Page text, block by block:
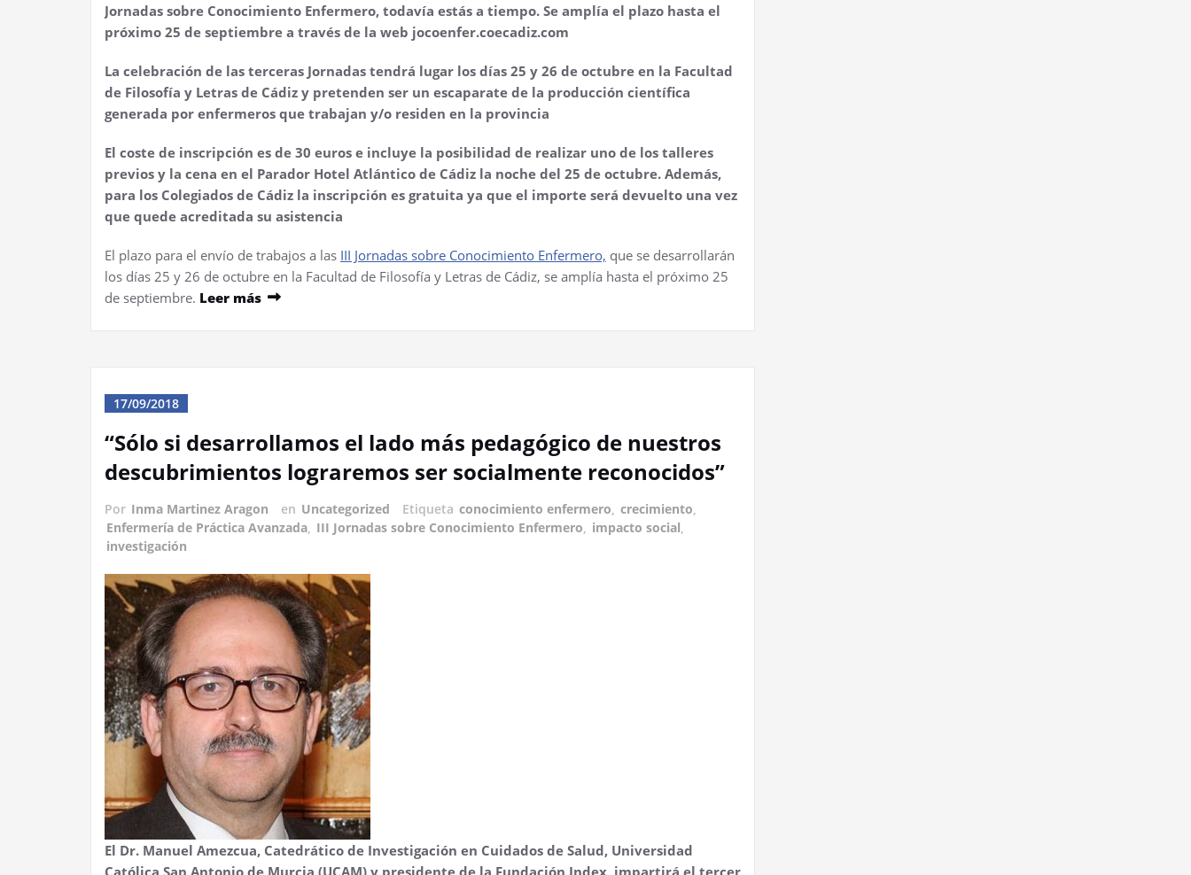
Jornadas sobre Conocimiento Enfermero, todavía estás a tiempo. Se amplía el plazo hasta el
próximo 25 de septiembre a través de la web jocoenfer.coecadiz.com
La celebración de las terceras Jornadas tendrá lugar los días 25 y 26 de octubre en la Facultad
de Filosofía y Letras de Cádiz y pretenden ser un escaparate de la producción científica
generada por enfermeros que trabajan y/o residen en la provincia
El coste de inscripción es de 30 euros e incluye la posibilidad de realizar uno de los talleres
previos y la cena en el Parador Hotel Atlántico de Cádiz la noche del 25 de octubre. Además,
para los Colegiados de Cádiz la inscripción es gratuita ya que el importe será devuelto una vez
que quede acreditada su asistencia
El plazo para el envío de trabajos a las III Jornadas sobre Conocimiento Enfermero, que se desarrollarán
los días 25 y 26 de octubre en la Facultad de Filosofía y Letras de Cádiz, se amplía hasta el próximo 25
de septiembre. Leer más
17/09/2018
“Sólo si desarrollamos el lado más pedagógico de nuestros
descubrimientos lograremos ser socialmente reconocidos”
Por Inma Martinez Aragon en Uncategorized Etiqueta conocimiento enfermero, crecimiento,
Enfermería de Práctica Avanzada, III Jornadas sobre Conocimiento Enfermero, impacto social,
investigación
El Dr. Manuel Amezcua, Catedrático de Investigación en Cuidados de Salud, Universidad
Católica San Antonio de Murcia (UCAM) y presidente de la Fundación Index, impartirá el tercer